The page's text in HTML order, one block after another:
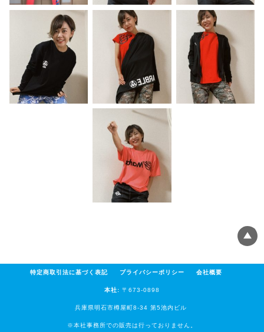
特定商取引法に基づく表記 プライバシーポリシー 会社概要
本社: 〒673-0898
兵庫県明石市樽屋町8-34 第5池内ビル
※本社事務所での販売は行っておりません。